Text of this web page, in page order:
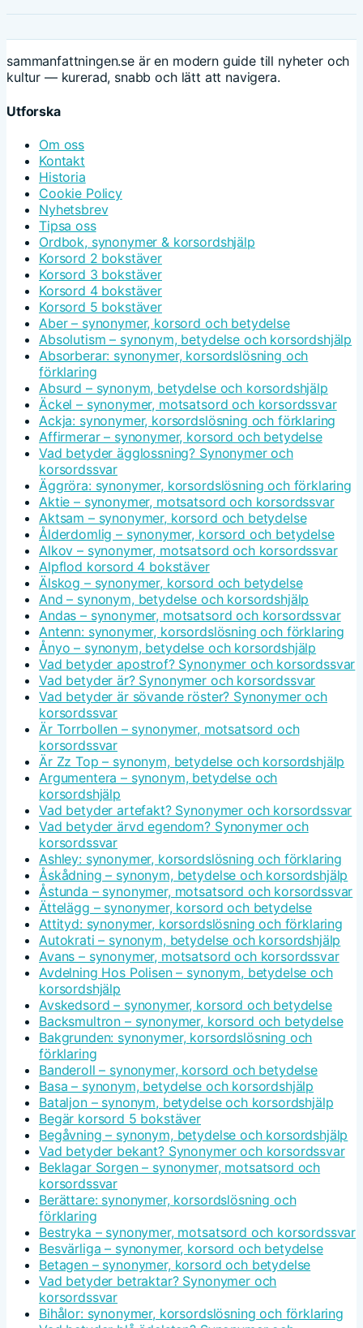
sammanfattningen.se är en modern guide till nyheter och
kultur — kurerad, snabb och lätt att navigera.
Utforska
Om oss
Kontakt
Historia
Cookie Policy
Nyhetsbrev
Tipsa oss
Ordbok, synonymer & korsordshjälp
Korsord 2 bokstäver
Korsord 3 bokstäver
Korsord 4 bokstäver
Korsord 5 bokstäver
Aber – synonymer, korsord och betydelse
Absolutism – synonym, betydelse och korsordshjälp
Absorberar: synonymer, korsordslösning och
förklaring
Absurd – synonym, betydelse och korsordshjälp
Äckel – synonymer, motsatsord och korsordssvar
Ackja: synonymer, korsordslösning och förklaring
Affirmerar – synonymer, korsord och betydelse
Vad betyder ägglossning? Synonymer och
korsordssvar
Äggröra: synonymer, korsordslösning och förklaring
Aktie – synonymer, motsatsord och korsordssvar
Aktsam – synonymer, korsord och betydelse
Ålderdomlig – synonymer, korsord och betydelse
Alkov – synonymer, motsatsord och korsordssvar
Alpflod korsord 4 bokstäver
Älskog – synonymer, korsord och betydelse
And – synonym, betydelse och korsordshjälp
Andas – synonymer, motsatsord och korsordssvar
Antenn: synonymer, korsordslösning och förklaring
Ånyo – synonym, betydelse och korsordshjälp
Vad betyder apostrof? Synonymer och korsordssvar
Vad betyder är? Synonymer och korsordssvar
Vad betyder är sövande röster? Synonymer och
korsordssvar
Är Torrbollen – synonymer, motsatsord och
korsordssvar
Är Zz Top – synonym, betydelse och korsordshjälp
Argumentera – synonym, betydelse och
korsordshjälp
Vad betyder artefakt? Synonymer och korsordssvar
Vad betyder ärvd egendom? Synonymer och
korsordssvar
Ashley: synonymer, korsordslösning och förklaring
Åskådning – synonym, betydelse och korsordshjälp
Åstunda – synonymer, motsatsord och korsordssvar
Ättelägg – synonymer, korsord och betydelse
Attityd: synonymer, korsordslösning och förklaring
Autokrati – synonym, betydelse och korsordshjälp
Avans – synonymer, motsatsord och korsordssvar
Avdelning Hos Polisen – synonym, betydelse och
korsordshjälp
Avskedsord – synonymer, korsord och betydelse
Backsmultron – synonymer, korsord och betydelse
Bakgrunden: synonymer, korsordslösning och
förklaring
Banderoll – synonymer, korsord och betydelse
Basa – synonym, betydelse och korsordshjälp
Bataljon – synonym, betydelse och korsordshjälp
Begär korsord 5 bokstäver
Begåvning – synonym, betydelse och korsordshjälp
Vad betyder bekant? Synonymer och korsordssvar
Beklagar Sorgen – synonymer, motsatsord och
korsordssvar
Berättare: synonymer, korsordslösning och
förklaring
Bestryka – synonymer, motsatsord och korsordssvar
Besvärliga – synonymer, korsord och betydelse
Betagen – synonymer, korsord och betydelse
Vad betyder betraktar? Synonymer och
korsordssvar
Bihålor: synonymer, korsordslösning och förklaring